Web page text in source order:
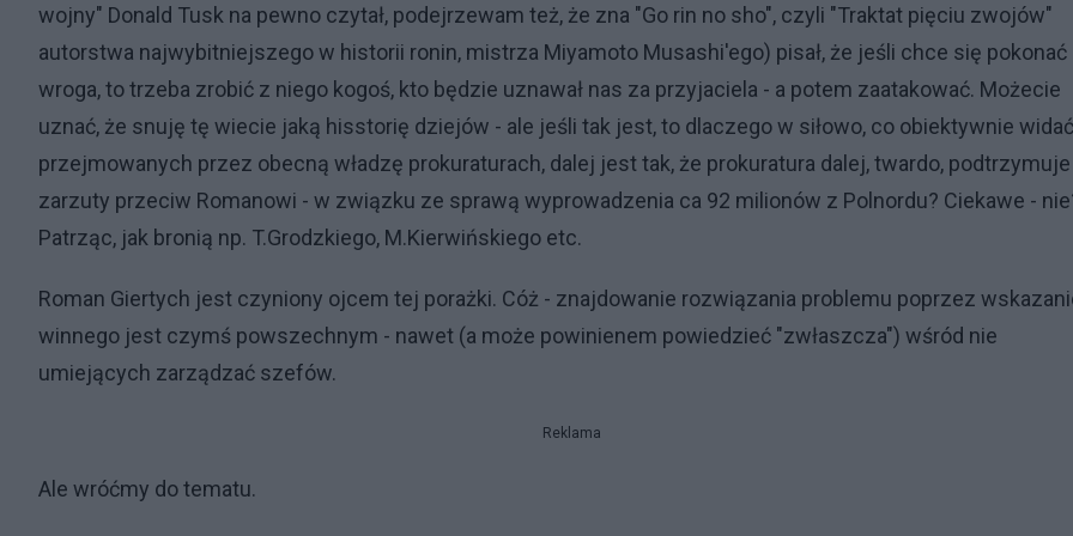
wojny" Donald Tusk na pewno czytał, podejrzewam też, że zna "Go rin no sho", czyli "Traktat pięciu zwojów"
autorstwa najwybitniejszego w historii ronin, mistrza Miyamoto Musashi'ego) pisał, że jeśli chce się pokonać
wroga, to trzeba zrobić z niego kogoś, kto będzie uznawał nas za przyjaciela - a potem zaatakować. Możecie
uznać, że snuję tę wiecie jaką hisstorię dziejów - ale jeśli tak jest, to dlaczego w siłowo, co obiektywnie
przejmowanych przez obecną władzę prokuraturach, dalej jest tak, że prokuratura dalej, twardo, podtrzymuje
zarzuty przeciw Romanowi - w związku ze sprawą wyprowadzenia ca 92 milionów z Polnordu? Ciekawe -
Patrząc, jak bronią np. T.Grodzkiego, M.Kierwińskiego etc.
Roman Giertych jest czyniony ojcem tej porażki. Cóż - znajdowanie rozwiązania problemu poprzez
winnego jest czymś powszechnym - nawet (a może powinienem powiedzieć "zwłaszcza") wśród nie
umiejących zarządzać szefów.
Reklama
Ale wróćmy do tematu.